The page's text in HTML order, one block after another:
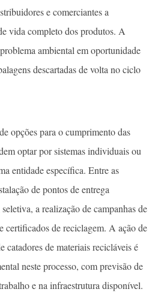
e comerciantes a
vida completo dos produtos. A
ambiental em oportunidade
descartadas de volta no ciclo
opções para o cumprimento das
optar por sistemas individuais ou
entidade específica. Entre as
de pontos de entrega
a realização de campanhas de
certificados de reciclagem. A ação de
catadores de materiais recicláveis é
neste processo, com previsão de
e na infraestrutura disponível.